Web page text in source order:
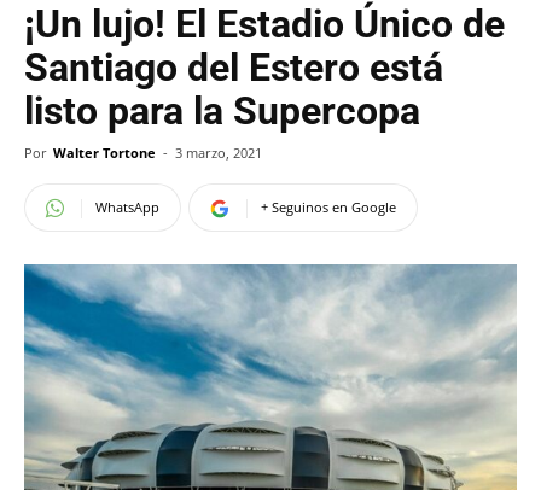
¡Un lujo! El Estadio Único de
Santiago del Estero está
listo para la Supercopa
Por Walter Tortone - 3 marzo, 2021
WhatsApp + Seguinos en Google